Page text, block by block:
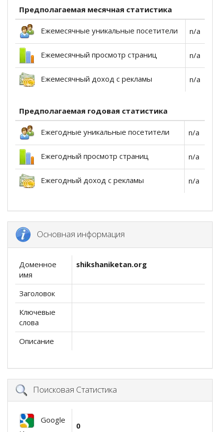
Предполагаемая месячная статистика
Ежемесячные уникальные посетители n/a
Ежемесячный просмотр страниц n/a
Ежемесячный доход с рекламы n/a
Предполагаемая годовая статистика
Ежегодные уникальные посетители n/a
Ежегодный просмотр страниц n/a
Ежегодный доход с рекламы n/a
Основная информация
Доменное
имя
shikshaniketan.org
Заголовок
Ключевые
слова
Описание
Поисковая Статистика
Google
0